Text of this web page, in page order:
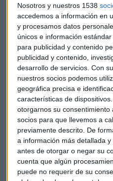
Nosotros y nuestros 1538
accedemos a información en
y procesamos datos
únicos e información
para publicidad y contenido
publicidad y contenido,
desarrollo de servicios. Con
nuestros socios podemos
geográfica precisa e
características de
otorgarnos su
socios para que llevemos a
previamente descrito. De
a información más detallada
antes de otorgar o negar su
cuenta que algún
puede no requerir de su
El experto está convencido
caída del índice americano.
posiciones largas en
tiene sentido vincular la
coronavirus porque "la
es muy baja".
El caso europeo es diferente.
europeas sufran con el
Europa la exposición a Asia
Por qué todavía no
estas caídas
La gran duda ahora es ¿hay